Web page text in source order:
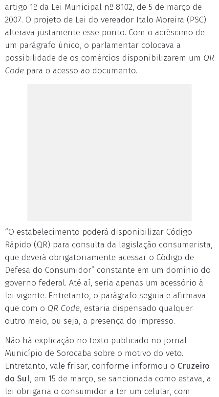
artigo 1º da Lei Municipal nº 8.102, de 5 de março de
2007. O projeto de Lei do vereador Italo Moreira (PSC)
alterava justamente esse ponto. Com o acréscimo de
um parágrafo único, o parlamentar colocava a
possibilidade de os comércios disponibilizarem um QR
Code para o acesso ao documento.
“O estabelecimento poderá disponibilizar Código
Rápido (QR) para consulta da legislação consumerista,
que deverá obrigatoriamente acessar o Código de
Defesa do Consumidor” constante em um domínio do
governo federal. Até aí, seria apenas um acessório à
lei vigente. Entretanto, o parágrafo seguia e afirmava
que com o QR Code, estaria dispensado qualquer
outro meio, ou seja, a presença do impresso.
Não há explicação no texto publicado no jornal
Município de Sorocaba sobre o motivo do veto.
Entretanto, vale frisar, conforme informou o Cruzeiro
do Sul, em 15 de março, se sancionada como estava, a
lei obrigaria o consumidor a ter um celular, com